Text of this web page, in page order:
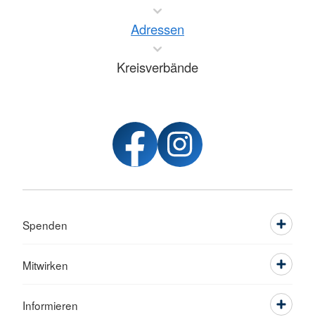
Adressen
Kreisverbände
Spenden
Mitwirken
Informieren